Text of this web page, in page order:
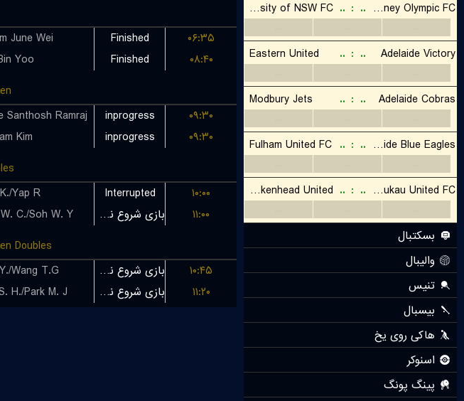
June Wei Finished
۰۶:۳۵
Yoo Finished
۰۸:۴۰
inprogress
۰۹:۳۰
Kim inprogress
۰۹:۳۰
Yap R. Interrupted
۱۰:۰۰
C./Soh W. Y. بازی شروع نشده است
۱۱:۰۰
Doubles
Wang T.G. بازی شروع نشده است
۱۰:۴۵
H./Park M. J. بازی شروع نشده است ۱۱:۲۰